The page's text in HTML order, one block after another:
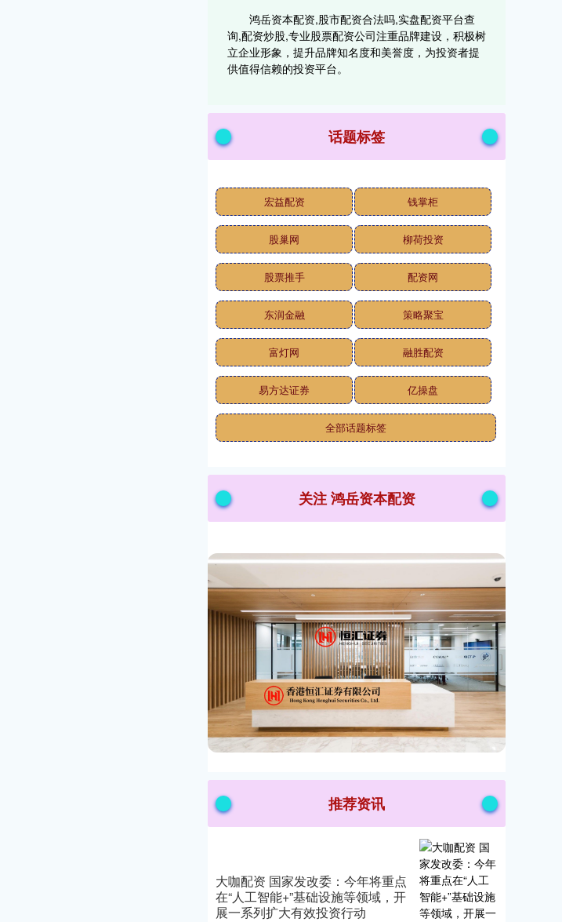
鸿岳资本配资,股市配资合法吗,实盘配资平台查
询,配资炒股,专业股票配资公司注重品牌建设，积极树
立企业形象，提升品牌知名度和美誉度，为投资者提
供值得信赖的投资平台。
话题标签
宏益配资 钱掌柜
股巢网 柳荷投资
股票推手 配资网
东润金融 策略聚宝
富灯网 融胜配资
易方达证券 亿操盘
全部话题标签
关注 鸿岳资本配资
推荐资讯
大咖配资 国家发改委：今年将重点
在“人工智能+”基础设施等领域，开
展一系列扩大有效投资行动